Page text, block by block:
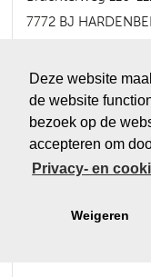
Deze website
de website
bezoek op de
accepteren om
Privacy- en
Weigeren
7772 BJ
https://
Wolfederatie &
8771 KD NIJLAND